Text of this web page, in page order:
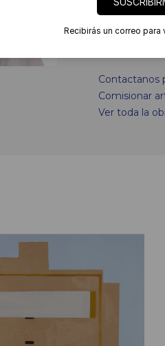
LEER MAS
Contactanos
Comisionar
Ver toda la
Recibirás un correo para